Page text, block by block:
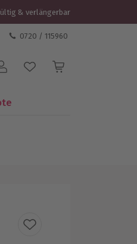
& verlängerbar
0720 / 115960
Benutzerkonto